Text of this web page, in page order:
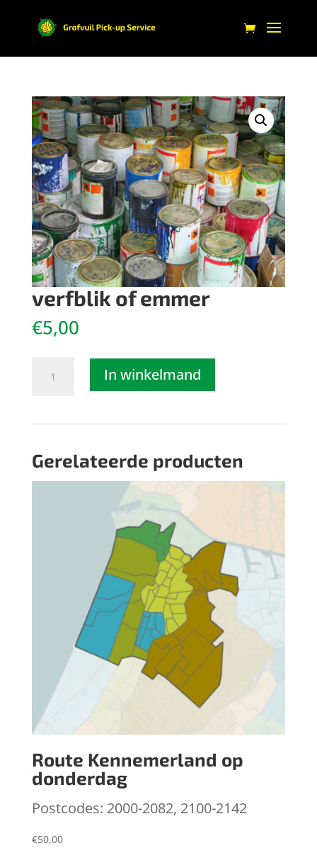
verfblik of emmer
€5,00
aantal
In winkelmand
Gerelateerde producten
Route Kennemerland op
donderdag
Postcodes: 2000-2082, 2100-2142
€50,00